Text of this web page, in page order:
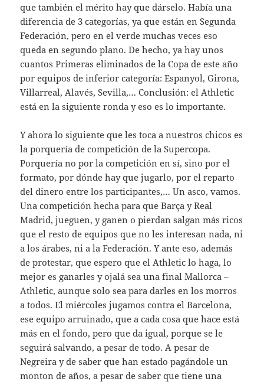
que también el mérito hay que dárselo. Había una
diferencia de 3 categorías, ya que están en Segunda
Federación, pero en el verde muchas veces eso
queda en segundo plano. De hecho, ya hay unos
cuantos Primeras eliminados de la Copa de este año
por equipos de inferior categoría: Espanyol, Girona,
Villarreal, Alavés, Sevilla,… Conclusión: el Athletic
está en la siguiente ronda y eso es lo importante.
Y ahora lo siguiente que les toca a nuestros chicos es
la porquería de competición de la Supercopa.
Porquería no por la competición en sí, sino por el
formato, por dónde hay que jugarlo, por el reparto
del dinero entre los participantes,… Un asco, vamos.
Una competición hecha para que Barça y Real
Madrid, jueguen, y ganen o pierdan salgan más ricos
que el resto de equipos que no les interesan nada, ni
a los árabes, ni a la Federación. Y ante eso, además
de protestar, que espero que el Athletic lo haga, lo
mejor es ganarles y ojalá sea una final Mallorca –
Athletic, aunque solo sea para darles en los morros
a todos. El miércoles jugamos contra el Barcelona,
ese equipo arruinado, que a cada cosa que hace está
más en el fondo, pero que da igual, porque se le
seguirá salvando, a pesar de todo. A pesar de
Negreira y de saber que han estado pagándole un
monton de años, a pesar de saber que tiene una